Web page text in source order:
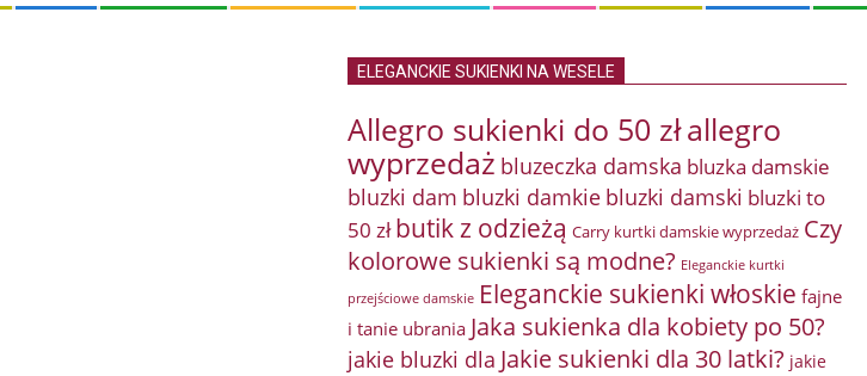
ELEGANCKIE SUKIENKI NA WESELE
Allegro sukienki do 50 złallegro
wyprzedaż bluzeczka damska bluzka damskie
bluzki dam bluzki damkie bluzki damski bluzki to
50 zł butik z odzieżą Carry kurtki damskie wyprzedaż Czy
kolorowe sukienki są modne? Eleganckie kurtki
przejściowe damskie Eleganckie sukienki włoskie fajne
i tanie ubrania Jaka sukienka dla kobiety po 50?
jakie bluzki dla Jakie sukienki dla 30 latki? jakie